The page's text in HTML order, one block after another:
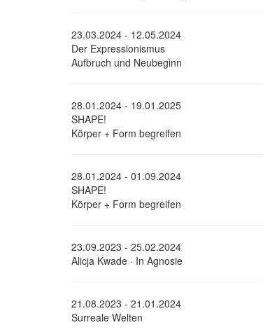
23.03.2024 - 12.05.2024
Der Expressionismus
Aufbruch und Neubeginn
28.01.2024 - 19.01.2025
SHAPE!
Körper + Form begreifen
28.01.2024 - 01.09.2024
SHAPE!
Körper + Form begreifen
23.09.2023 - 25.02.2024
Alicja Kwade · In Agnosie
21.08.2023 - 21.01.2024
Surreale Welten